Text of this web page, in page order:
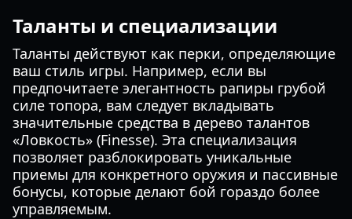
Таланты и специализации
Таланты действуют как перки, определяющие
ваш стиль игры. Например, если вы
предпочитаете элегантность рапиры грубой
силе топора, вам следует вкладывать
значительные средства в дерево талантов
«Ловкость» (Finesse). Эта специализация
позволяет разблокировать уникальные
приемы для конкретного оружия и пассивные
бонусы, которые делают бой гораздо более
управляемым.